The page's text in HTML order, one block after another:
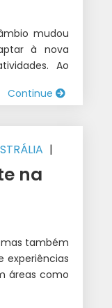
mudou
à nova
Ao
Continue
|
NO
na
mas também
experiências
áreas como